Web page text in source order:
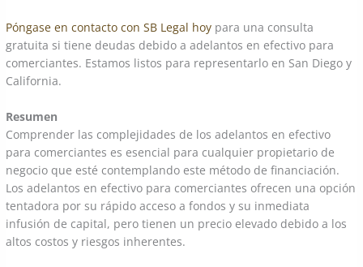
Póngase en contacto con SB Legal hoy para una consulta
gratuita si tiene deudas debido a adelantos en efectivo para
comerciantes. Estamos listos para representarlo en San Diego y
California.
Resumen
Comprender las complejidades de los adelantos en efectivo
para comerciantes es esencial para cualquier propietario de
negocio que esté contemplando este método de financiación.
Los adelantos en efectivo para comerciantes ofrecen una opción
tentadora por su rápido acceso a fondos y su inmediata
infusión de capital, pero tienen un precio elevado debido a los
altos costos y riesgos inherentes.